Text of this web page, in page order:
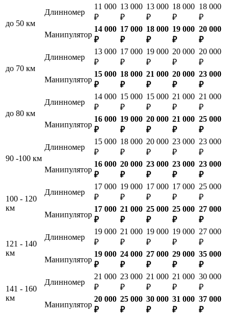
до 50 км
Длинномер
11 000
₽
13 000
₽
13 000
₽
18 000
₽
18 000
₽
Манипулятор
14 000
₽
17 000
₽
18 000
₽
19 000
₽
20 000
₽
до 70 км
Длинномер
13 000
₽
17 000
₽
19 000
₽
20 000
₽
20 000
₽
Манипулятор
15 000
₽
18 000
₽
21 000
₽
20 000
₽
23 000
₽
до 80 км
Длинномер
14 000
₽
15 000
₽
15 000
₽
21 000
₽
21 000
₽
Манипулятор
16 000
₽
19 000
₽
20 000
₽
21 000
₽
25 000
₽
90 -100 км
Длинномер
15 000
₽
18 000
₽
20 000
₽
23 000
₽
23 000
₽
Манипулятор
16 000
₽
20 000
₽
23 000
₽
23 000
₽
23 000
₽
100 - 120
км
Длинномер
17 000
₽
19 000
₽
17 000
₽
17 000
₽
25 000
₽
Манипулятор
17 000
₽
21 000
₽
25 000
₽
25 000
₽
27 000
₽
121 - 140
км
Длинномер
19 000
₽
21 000
₽
19 000
₽
19 000
₽
27 000
₽
Манипулятор
19 000
₽
24 000
₽
27 000
₽
29 000
₽
35 000
₽
141 - 160
км
Длинномер
21 000
₽
23 000
₽
21 000
₽
21 000
₽
30 000
₽
Манипулятор
20 000
₽
25 000
₽
30 000
₽
31 000
₽
37 000
₽